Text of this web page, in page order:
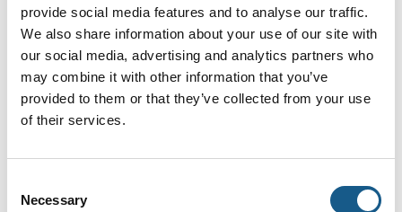
provide social media features and to analyse our traffic.
We also share information about your use of our site with
our social media, advertising and analytics partners who
may combine it with other information that you’ve
provided to them or that they’ve collected from your use
of their services.
Selection
Necessary
readycable® motor cable Fanuc M-
900iB / R-2000iC protective conductor